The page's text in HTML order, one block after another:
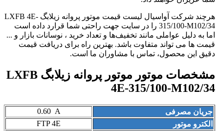
هرچند شرکت آواسیال لیست قیمت موتور پروانه زیلابگ LXFB 4E-
315/100-M102/34 را در سایت جهت راحتی شما قرارد داده است
اما به دلیل عواملی مانند تخفیف‌ها و تعداد خرید ، نوسانات بازار و ...
قیمت ها می تواند متفاوت باشد. بهترین راه برای دریافت قیمت
دقیق این محصول، تماس با مشاوران ما است.
مشخصات موتور موتور پروانه زیلابگ LXFB
4E-315/100-M102/34
0.60 A
جریان مصرفی
FTP 4E
الکترو موتور